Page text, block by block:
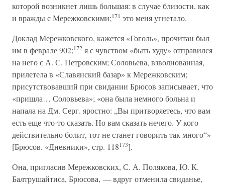
которой возникнет лишь большая: в случае близости, как
и вражды с Мережковскими;171 это меня угнетало.
Доклад Мережковского, кажется «Гоголь», прочитан был
им в феврале 902;172 я с чувством «быть худу» отправился
на него с А. С. Петровским; Соловьева, взволнованная,
прилетела в «Славянский базар» к Мережковским;
присутствовавший при свидании Брюсов записывает, что
«пришла… Соловьева»; «она была немного больна и
напала на Дм. Серг. яростно: „Вы притворяетесь, что вам
есть еще что-то сказать. Но вам сказать нечего. У кого
действительно болит, тот не станет говорить так много“»
[Брюсов. «Дневники», стр. 118173].
Она, пригласив Мережковских, С. А. Полякова, Ю. К.
Балтрушайтиса, Брюсова, — вдруг отменила свиданье,